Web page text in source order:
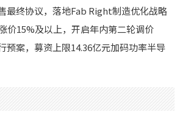
最终协议，落地Fab Right制造优化战略
价15%及以上，开启年内第二轮调价
预案，募资上限14.36亿元加码功率半导